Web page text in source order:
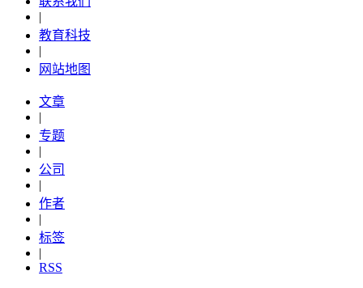
|
教育科技
|
网站地图
文章
|
专题
|
公司
|
作者
|
标签
|
RSS